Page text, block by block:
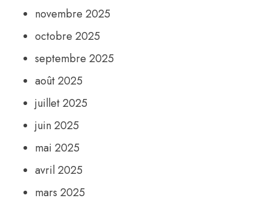
novembre 2025
octobre 2025
septembre 2025
août 2025
juillet 2025
juin 2025
mai 2025
avril 2025
mars 2025